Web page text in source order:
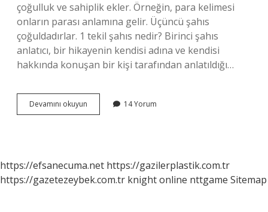
çoğulluk ve sahiplik ekler. Örneğin, para kelimesi
onların parası anlamına gelir. Üçüncü şahıs
çoğuldadırlar. 1 tekil şahıs nedir? Birinci şahıs
anlatıcı, bir hikayenin kendisi adına ve kendisi
hakkında konuşan bir kişi tarafından anlatıldığı…
Devamını okuyun
Çoğul
14 Yorum
https://efsanecuma.net https://gazilerplastik.com.tr
https://gazetezeybek.com.tr knight online nttgame Sitemap